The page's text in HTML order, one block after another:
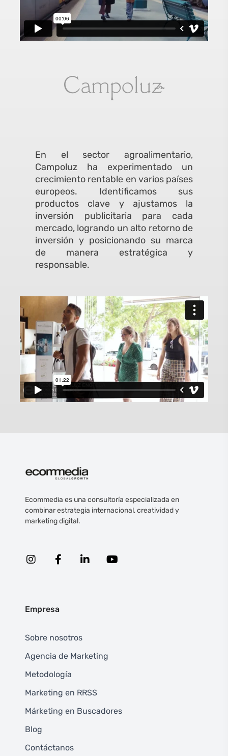
En el sector agroalimentario,
Campoluz ha experimentado un
crecimiento rentable en varios países
europeos. Identificamos sus
productos clave y ajustamos la
inversión publicitaria para cada
mercado, logrando un alto retorno de
inversión y posicionando su marca
de manera estratégica y
responsable.
Ecommedia es una consultoría especializada en
combinar estrategia internacional, creatividad y
marketing digital.
Empresa
Sobre nosotros
Agencia de Marketing
Metodología
Marketing en RRSS
Márketing en Buscadores
Blog
Contáctanos